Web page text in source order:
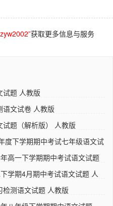
获取更多信息与服务
试题 人教版
文试卷 人教版
题（解析版） 人教版
度下学期期中考试七年级语文试
高一下学期期中考试语文试题
学期4月期中考试语文试题 人
测语文试题 人教版